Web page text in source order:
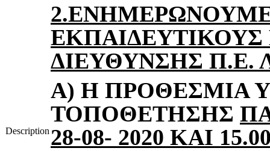
Description
ΔΙΕΥΘΥΝΣΗΣ Π.Ε.
A) Η ΠΡΟΘΕΣΜΙΑ
ΤΟΠΟΘΕΤΗΣΗΣ
28-08- 2020 ΚΑΙ